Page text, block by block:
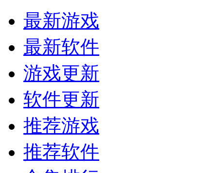
最新游戏
最新软件
游戏更新
软件更新
推荐游戏
推荐软件